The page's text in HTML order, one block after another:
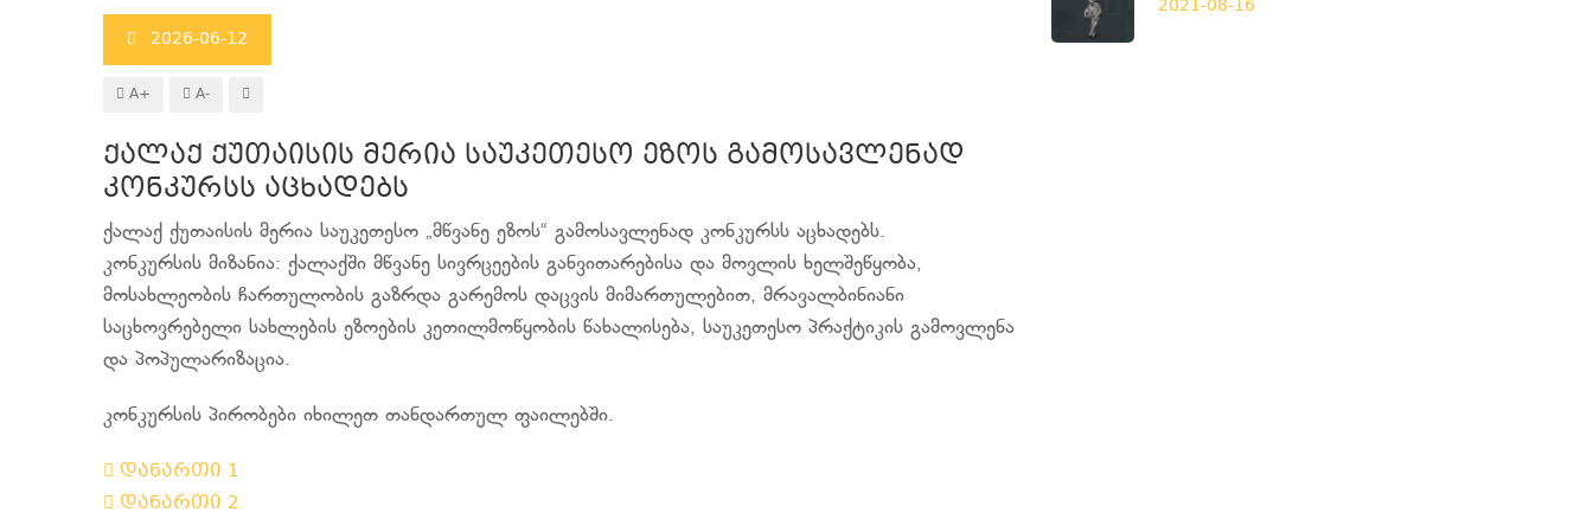
2026-06-12
A+ A-
ქალაქ ქუთაისის მერია საუკეთესო ეზოს გამოსავლენად
კონკურსს აცხადებს
ქალაქ ქუთაისის მერია საუკეთესო „მწვანე ეზოს“ გამოსავლენად კონკურსს აცხადებს.
კონკურსის მიზანია: ქალაქში მწვანე სივრცეების განვითარებისა და მოვლის ხელშეწყობა,
მოსახლეობის ჩართულობის გაზრდა გარემოს დაცვის მიმართულებით, მრავალბინიანი
საცხოვრებელი სახლების ეზოების კეთილმოწყობის წახალისება, საუკეთესო პრაქტიკის გამოვლენა
და პოპულარიზაცია.
კონკურსის პირობები იხილეთ თანდართულ ფაილებში.
დანართი 1
დანართი 2
2021-08-16